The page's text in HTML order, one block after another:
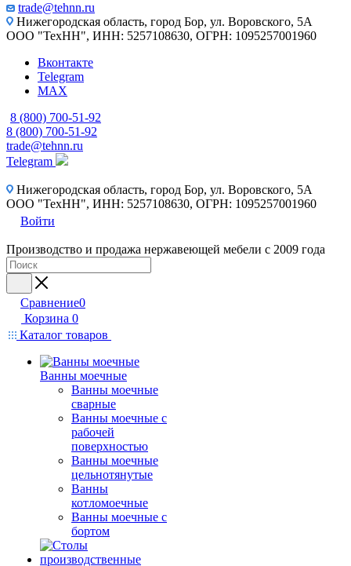
trade@tehnn.ru
Нижегородская область, город Бор, ул. Воровского, 5А
ООО "ТехНН", ИНН: 5257108630, ОГРН: 1095257001960
Вконтакте
Telegram
MAX
8 (800) 700-51-92
8 (800) 700-51-92
trade@tehnn.ru
Telegram
Нижегородская область, город Бор, ул. Воровского, 5А
ООО "ТехНН", ИНН: 5257108630, ОГРН: 1095257001960
Войти
Производство и продажа нержавеющей мебели с 2009 года
Сравнение0
Корзина 0
Каталог товаров
Ванны моечные
Ванны моечные
сварные
Ванны моечные с
рабочей
поверхностью
Ванны моечные
цельнотянутые
Ванны
котломоечные
Ванны моечные с
бортом